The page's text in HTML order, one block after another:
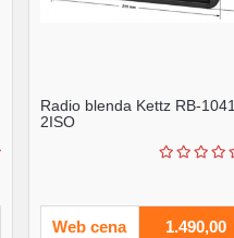
Radio blenda Kettz RB-1041
2ISO
Web cena 1.490,00